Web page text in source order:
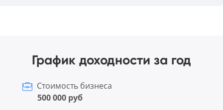
График доходности за год
Стоимость бизнеса
500 000 руб